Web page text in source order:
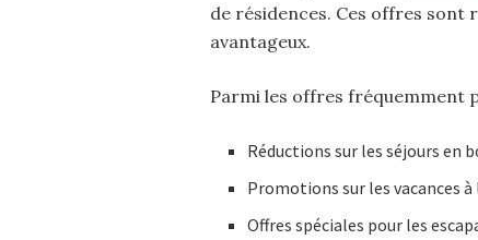
de résidences. Ces offres sont
avantageux.
Parmi les offres fréquemment
Réductions sur les séjours en
Promotions sur les vacances
Offres spéciales pour les